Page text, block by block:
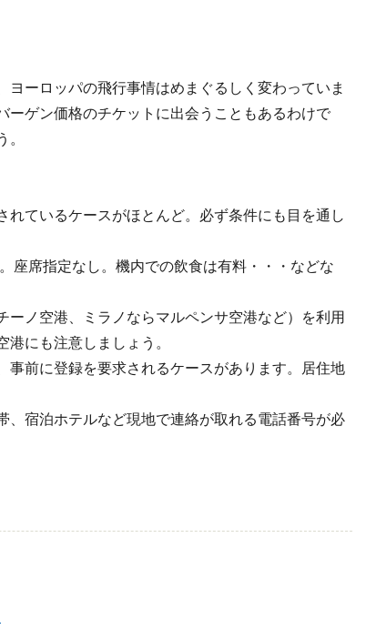
ーロッパの飛行事情はめまぐるしく変わっていま
ゲン価格のチケットに出会うこともあるわけで
。
ているケースがほとんど。必ず条件にも目を通し
席指定なし。機内での飲食は有料・・・などな
ノ空港、ミラノならマルペンサ空港など）を利用
にも注意しましょう。
前に登録を要求されるケースがあります。居住地
宿泊ホテルなど現地で連絡が取れる電話番号が必